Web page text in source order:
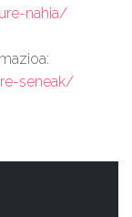
nahia/
seneak/